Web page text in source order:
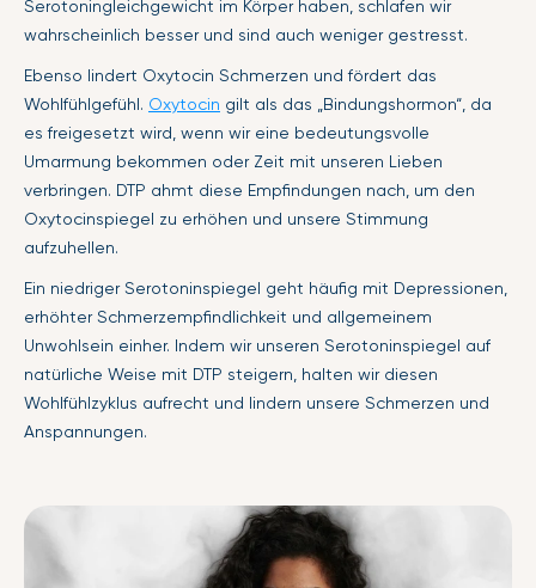
Serotoningleichgewicht im Körper haben, schlafen wir
wahrscheinlich besser und sind auch weniger gestresst.
Ebenso lindert Oxytocin Schmerzen und fördert das
Wohlfühlgefühl. Oxytocin gilt als das „Bindungshormon“, da
es freigesetzt wird, wenn wir eine bedeutungsvolle
Umarmung bekommen oder Zeit mit unseren Lieben
verbringen. DTP ahmt diese Empfindungen nach, um den
Oxytocinspiegel zu erhöhen und unsere Stimmung
aufzuhellen.
Ein niedriger Serotoninspiegel geht häufig mit Depressionen,
erhöhter Schmerzempfindlichkeit und allgemeinem
Unwohlsein einher. Indem wir unseren Serotoninspiegel auf
natürliche Weise mit DTP steigern, halten wir diesen
Wohlfühlzyklus aufrecht und lindern unsere Schmerzen und
Anspannungen.